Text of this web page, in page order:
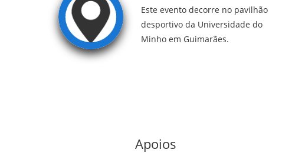
Este evento decorre no pavilhão
desportivo da Universidade do
Minho em Guimarães.
Apoios